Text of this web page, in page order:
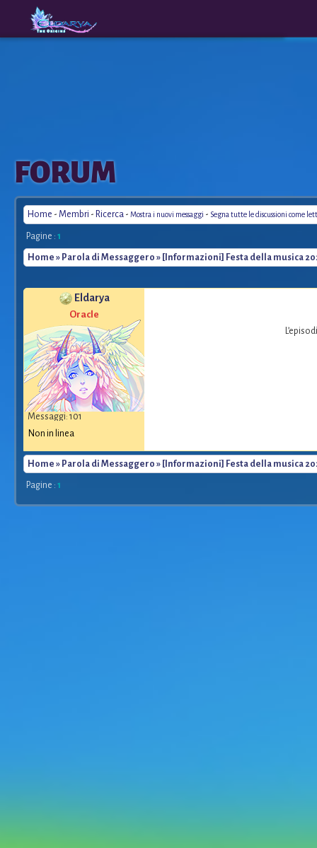
The
Origins
FORUM
Home - Membri - Ricerca - Mostra i nuovi messaggi - Segna tutte le discussioni come
Pagine : 1
Home » Parola di Messaggero » [Informazioni] Festa della musica
Eldarya
Oracle
Messaggi: 101
Non in linea
Home » Parola di Messaggero » [Informazioni] Festa della musica
Pagine : 1